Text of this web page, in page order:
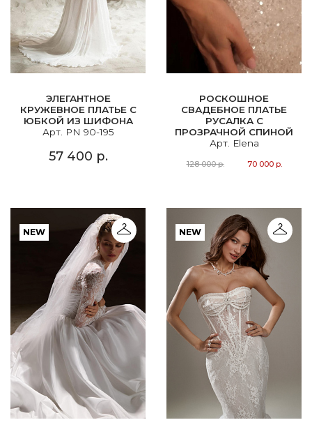
ЭЛЕГАНТНОЕ
КРУЖЕВНОЕ ПЛАТЬЕ С
ЮБКОЙ ИЗ ШИФОНА
Арт. PN 90-195
57 400 р.
РОСКОШНОЕ
СВАДЕБНОЕ ПЛАТЬЕ
РУСАЛКА С
ПРОЗРАЧНОЙ СПИНОЙ
Арт. Elena
128 000 р. 70 000 р.
NEW NEW